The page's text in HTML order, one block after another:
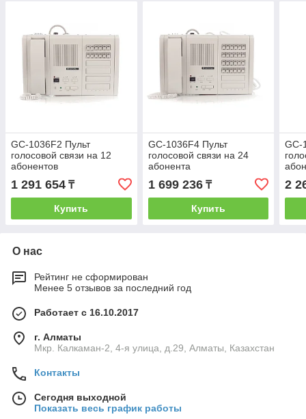
GC-1036F2 Пульт
голосовой связи на 12
абонентов
1 291 654 ₸
Купить
GC-1036F4 Пульт
голосовой связи на 24
абонента
1 699 236₸
Купить
GC-
2
О нас
Рейтинг не сформирован
Менее 5 отзывов за последний год
Работает с 16.10.2017
г. Алматы
Мкр. Калкаман-2, 4-я улица, д.29, Алматы, Казахстан
Контакты
Сегодня выходной
Показать весь график работы